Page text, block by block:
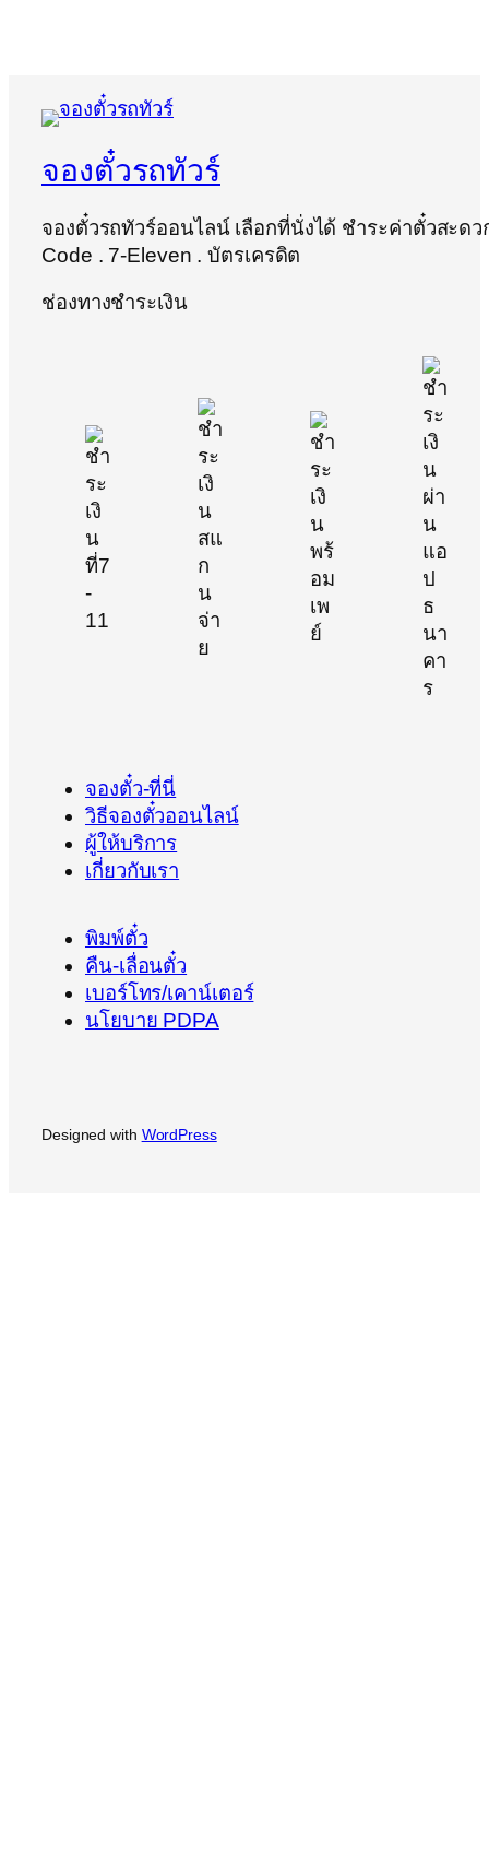
จองตั๋วรถทัวร์
จองตั๋วรถทัวร์ออนไลน์ เลือกที่นั่งได้ ชำระค่าตั๋วสะด
Code . 7-Eleven . บัตรเครดิต
ช่องทางชำระเงิน
จองตั๋ว-ที่นี่
วิธีจองตั๋วออนไลน์
ผู้ให้บริการ
เกี่ยวกับเรา
พิมพ์ตั๋ว
คืน-เลื่อนตั๋ว
เบอร์โทร/เคาน์เตอร์
นโยบาย PDPA
Designed with WordPress